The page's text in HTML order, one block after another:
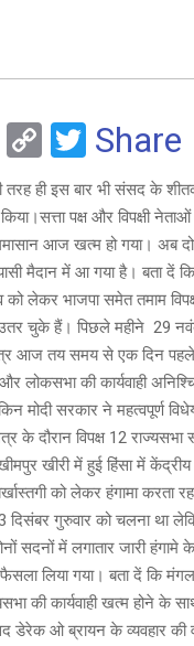
M
s
C
o
py
Li
n
k
T
wi
tt
er
Share
ही इस बार भी संसद के
किया।सत्ता पक्ष और विपक्षी
आज खत्म हो गया। अब
मैदान में आ गया है। बता दें कि
को लेकर भाजपा समेत तमाम
उतर चुके हैं। पिछले महीने 29
आज तय समय से एक दिन पहले
लोकसभा की कार्यवाही
मोदी सरकार ने महत्वपूर्ण
के दौरान विपक्ष 12
खीरी में हुई हिंसा में केंद्रीय
को लेकर हंगामा करता
दिसंबर गुरुवार को चलना था
सदनों में लगातार जारी
लिया गया। बता दें कि
की कार्यवाही खत्म होने के
डेरेक ओ ब्रायन के व्यवहार